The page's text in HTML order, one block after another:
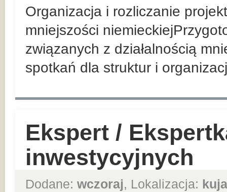
Organizacja i rozliczanie
mniejszości
związanych z działalnością
spotkań dla struktur i
Ekspert /
inwestycyjnych
Dodane: wczoraj, Lokalizacja: